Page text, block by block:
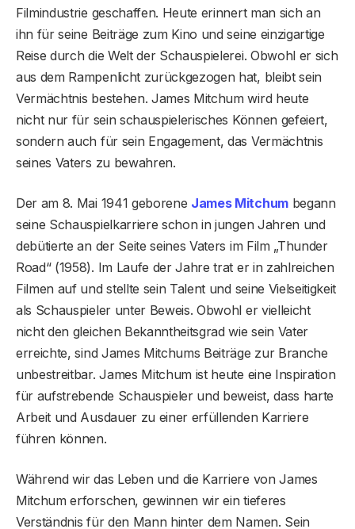
Filmindustrie geschaffen. Heute erinnert man sich an
ihn für seine Beiträge zum Kino und seine einzigartige
Reise durch die Welt der Schauspielerei. Obwohl er sich
aus dem Rampenlicht zurückgezogen hat, bleibt sein
Vermächtnis bestehen. James Mitchum wird heute
nicht nur für sein schauspielerisches Können gefeiert,
sondern auch für sein Engagement, das Vermächtnis
seines Vaters zu bewahren.
Der am 8. Mai 1941 geborene James Mitchumbegann
seine Schauspielkarriere schon in jungen Jahren und
debütierte an der Seite seines Vaters im Film „Thunder
Road“ (1958). Im Laufe der Jahre trat er in zahlreichen
Filmen auf und stellte sein Talent und seine Vielseitigkeit
als Schauspieler unter Beweis. Obwohl er vielleicht
nicht den gleichen Bekanntheitsgrad wie sein Vater
erreichte, sind James Mitchums Beiträge zur Branche
unbestreitbar. James Mitchum ist heute eine Inspiration
für aufstrebende Schauspieler und beweist, dass harte
Arbeit und Ausdauer zu einer erfüllenden Karriere
führen können.
Während wir das Leben und die Karriere von James
Mitchum erforschen, gewinnen wir ein tieferes
Verständnis für den Mann hinter dem Namen. Sein